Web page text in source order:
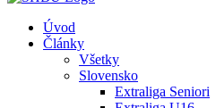
Úvod
Články
Všetky
Slovensko
Extraliga Seniori